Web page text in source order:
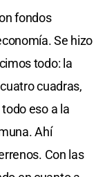
fondos
Se hizo
todo: la
cuadras,
eso a la
Ahí
Con las